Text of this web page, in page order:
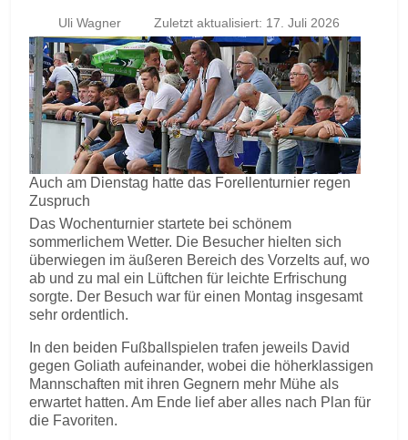
Uli Wagner Zuletzt aktualisiert: 17. Juli 2026
Auch am Dienstag hatte das Forellenturnier regen
Zuspruch
Das Wochenturnier startete bei schönem
sommerlichem Wetter. Die Besucher hielten sich
überwiegen im äußeren Bereich des Vorzelts auf, wo
ab und zu mal ein Lüftchen für leichte Erfrischung
sorgte. Der Besuch war für einen Montag insgesamt
sehr ordentlich.
In den beiden Fußballspielen trafen jeweils David
gegen Goliath aufeinander, wobei die höherklassigen
Mannschaften mit ihren Gegnern mehr Mühe als
erwartet hatten. Am Ende lief aber alles nach Plan für
die Favoriten.